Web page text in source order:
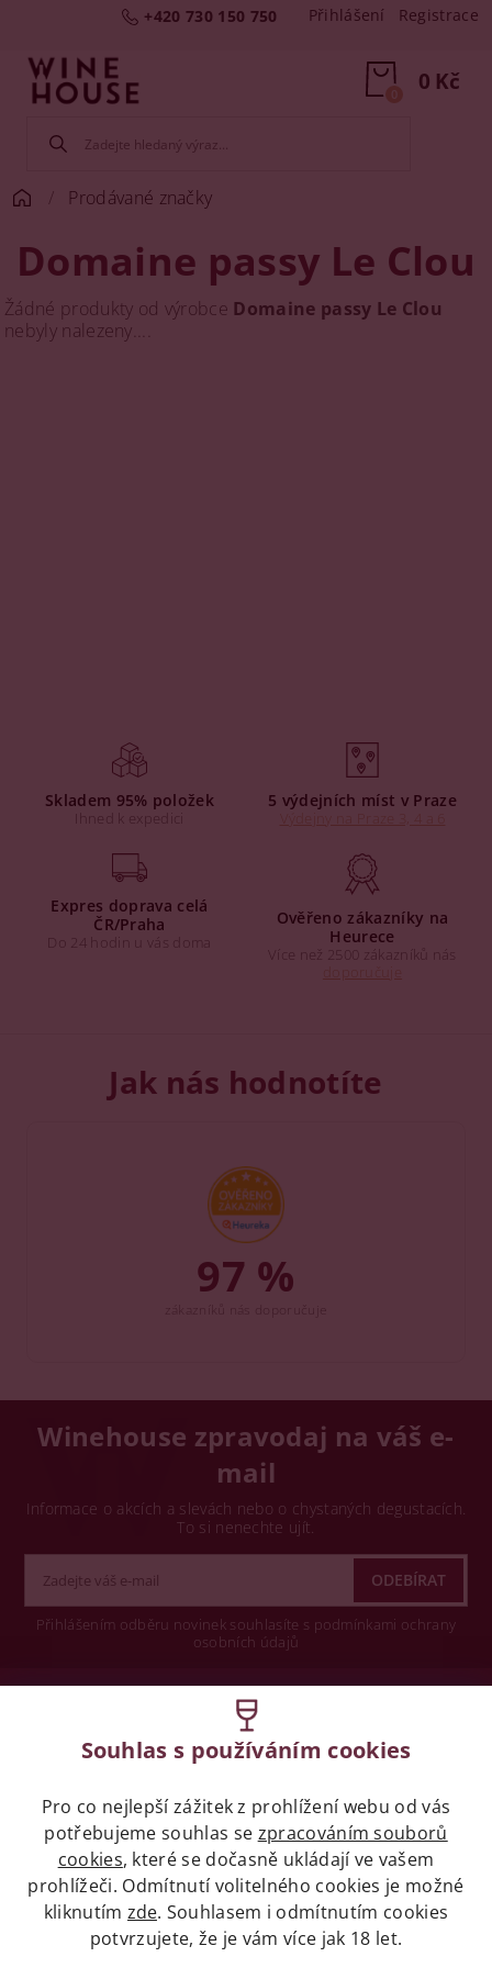
+420 730 150 750 Přihlášení Registrace
0 Kč
0
Prodávané značky
Domaine passy Le Clou
Žádné produkty od výrobce Domaine passy Le Clou
nebyly nalezeny....
Skladem 95% položek
Ihned k expedici
5 výdejních míst v Praze
Expres doprava celá
ČR/Praha
Do 24 hodin u vás doma
Ověřeno zákazníky na
Heurece
Více než 2500 zákazníků nás
Jak nás hodnotíte
97 %
Winehouse zpravodaj na váš e-
mail
Informace o akcích a slevách nebo o chystaných degustacích.
To si nenechte ujít.
Přihlášením odběru novinek souhlasíte s podmínkami ochrany
osobních údajů
Legislativa
Zákaz prodeje alkoholických nápojů osobám
mladších 18 let.
Naše služby
Souhlas s používáním cookies
Pro co nejlepší zážitek z prohlížení webu od vás
potřebujeme souhlas se zpracováním souborů
cookies, které se dočasně ukládají ve vašem
prohlížeči. Odmítnutí volitelného cookies je možné
kliknutím zde. Souhlasem i odmítnutím cookies
potvrzujete, že je vám více jak 18 let.